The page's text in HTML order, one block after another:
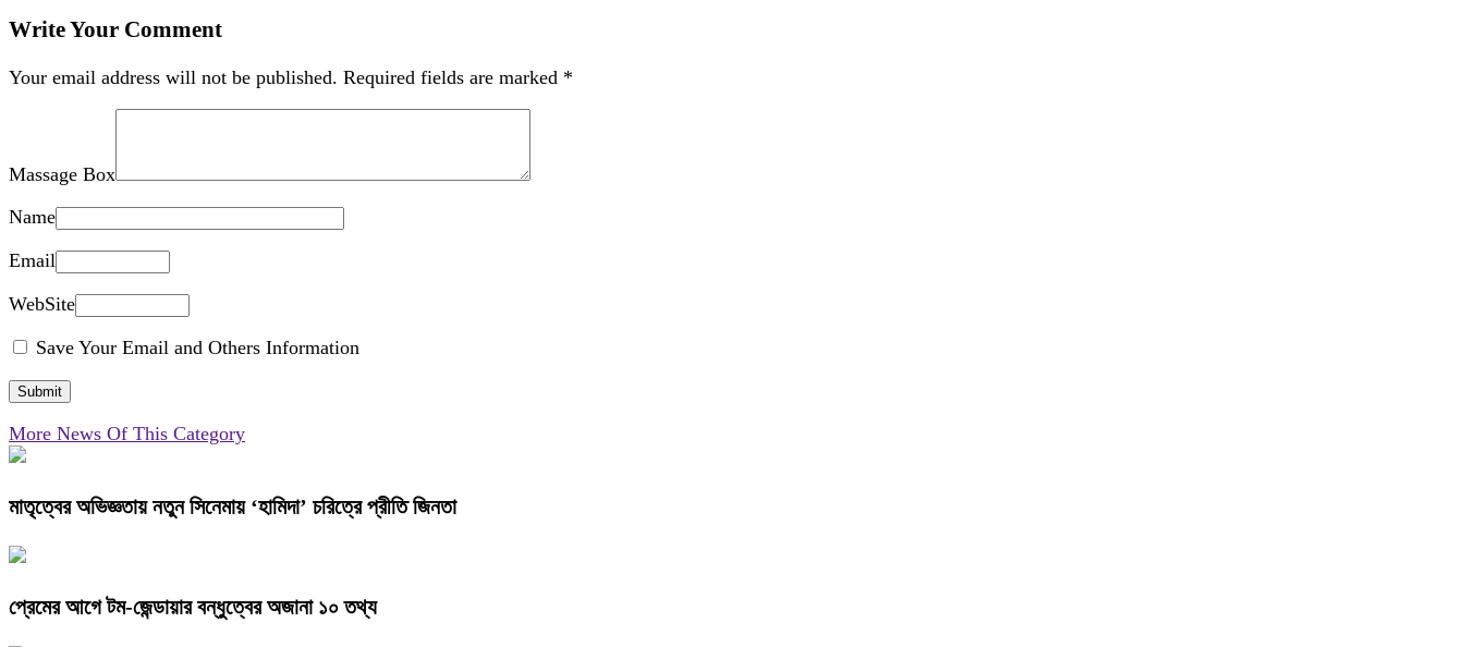
Write Your Comment
Your email address will not be published. Required fields are marked *
Massage Box
Name
Email
WebSite
Save Your Email and Others Information
More News Of This Category
মাতৃত্বের অভিজ্ঞতায় নতুন সিনেমায় ‘হামিদা’ চরিত্রে প্রীতি জিনতা
প্রেমের আগে টম-জেন্ডায়ার বন্ধুত্বের অজানা ১০ তথ্য